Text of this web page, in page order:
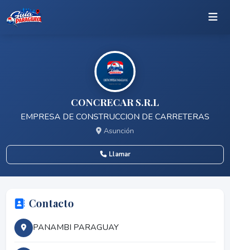
CONCRECAR S.R.L
EMPRESA DE CONSTRUCCION DE CARRETERAS
Asunción
Llamar
Contacto
PANAMBI PARAGUAY